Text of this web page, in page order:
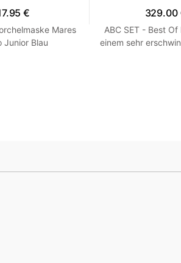
€
Mares
Junior Blau
329.00
ABC SET - Best Of
einem sehr